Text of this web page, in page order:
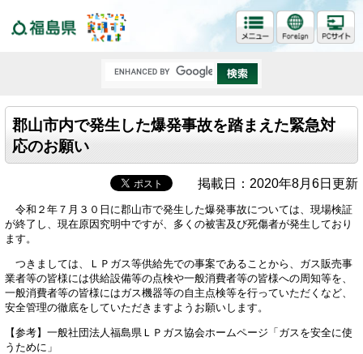
郡山市内で発生した爆発事故を踏まえた緊急対
応のお願い
掲載日：2020年8月6日更新
令和２年７月３０日に郡山市で発生した爆発事故については、現場検証
が終了し、現在原因究明中ですが、多くの被害及び死傷者が発生しており
ます。
つきましては、ＬＰガス等供給先での事案であることから、ガス販売事
業者等の皆様には供給設備等の点検や一般消費者等の皆様への周知等を、
一般消費者等の皆様にはガス機器等の自主点検等を行っていただくなど、
安全管理の徹底をしていただきますようお願いします。
【参考】一般社団法人福島県ＬＰガス協会ホームページ「ガスを安全に使
うために」